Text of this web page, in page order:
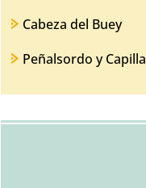
Cabeza del Buey
Peñalsordo y Capilla